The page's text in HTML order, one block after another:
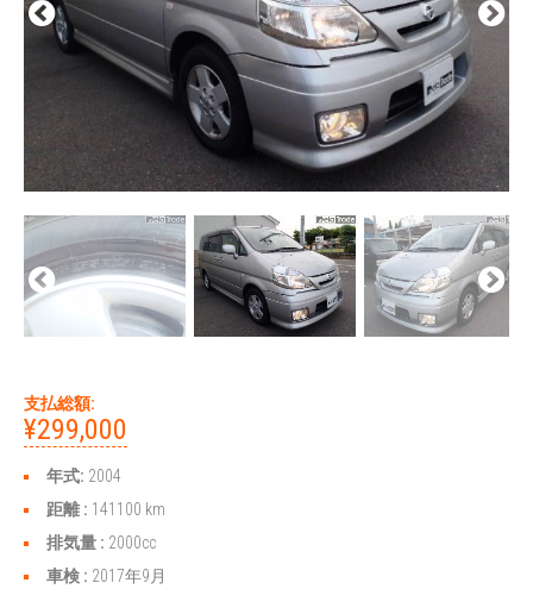
支払総額:
¥299,000
年式: 2004
距離 : 141100 km
排気量 : 2000cc
車検 : 2017年9月